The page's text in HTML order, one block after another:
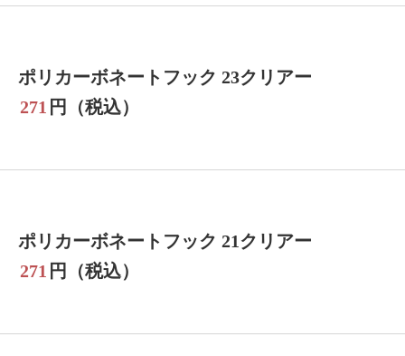
ポリカーボネートフック 23クリアー
271 円（税込）
ポリカーボネートフック 21クリアー
271 円（税込）